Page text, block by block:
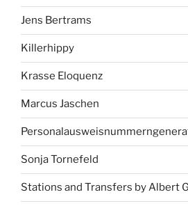
Jens Bertrams
Killerhippy
Krasse Eloquenz
Marcus Jaschen
Sonja Tornefeld
Stations and Transfers by Albert